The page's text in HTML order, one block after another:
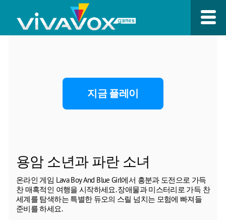
지금 플레이
용암 소년과 파란 소녀
온라인 게임 Lava Boy And Blue Girl에서 흥분과 도전으로 가득
찬 매혹적인 여행을 시작하세요. 장애물과 미스터리로 가득 찬
세계를 탐색하는 특별한 듀오의 스릴 넘치는 모험에 빠져들
준비를 하세요.